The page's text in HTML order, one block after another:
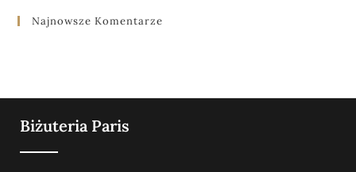
Najnowsze Komentarze
Biżuteria Paris